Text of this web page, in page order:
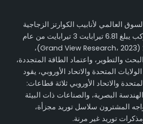
العالمي لأنابيب الكوارتز الزجاجية
بمعدل نمو سنوي مركب يبلغ 6.81 تيرابايت 3 تيرابايت من عام
2024 إلى عام 2030 (Grand View Research، 2023)،
والتطوير، واعتماد الطاقة المتجددة،
المتحدة والاتحاد الأوروبي، يقود
والاتحاد الأوروبي ثلاثة قطاعات:
البصرية، والصناعات ذات البيئة
المشترون سلاسل توريد مجزأة،
توريد غير مرنة.